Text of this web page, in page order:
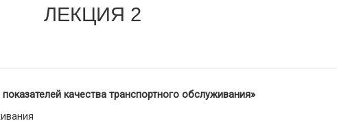
ЛЕКЦИЯ 2
качества транспортного обслуживания»